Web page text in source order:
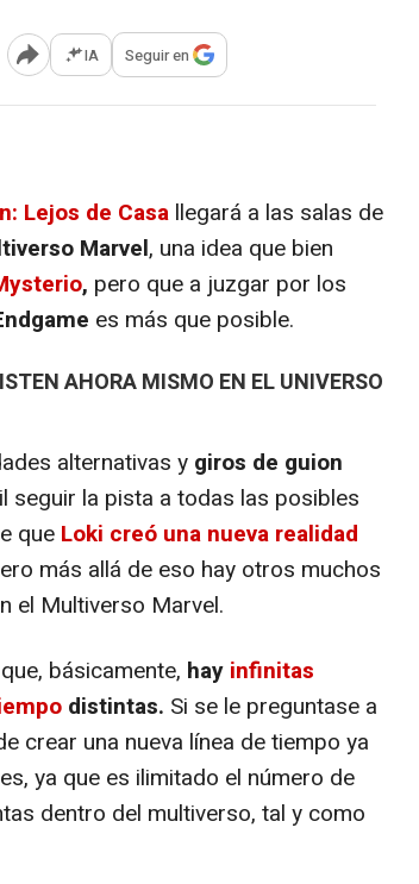
Abrir opciones para compartir
IA Seguir en
Lejos de Casa llegará a las salas de
Marvel, una idea que bien
, pero que a juzgar por los
es más que posible.
AHORA MISMO EN EL UNIVERSO
alternativas y giros de guion
seguir la pista a todas las posibles
que Loki creó una nueva realidad
más allá de eso hay otros muchos
el Multiverso Marvel.
básicamente, hay infinitas
distintas. Si se le preguntase a
crear una nueva línea de tiempo ya
ya que es ilimitado el número de
dentro del multiverso, tal y como